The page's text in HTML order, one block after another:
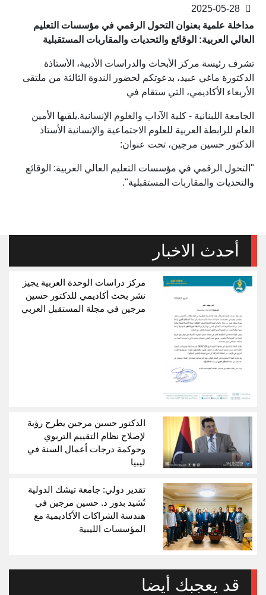
مداخلة علمية بعنوان التحول الرقمي في مؤسسات التعليم
العالي العربية: الوقائع والتحديات والمقاربات المستقبلية
تشرف رئيسة مركز الأبحاث والدراسات الأدبية، الأستاذة
الدكتورة ماغي عبيد، بدعوتكم لحضور الندوة الثالثة من ملتقى
الأربعاء الأكاديمي، التي ستقام في
الجامعة اللبنانية - كلية الآداب والعلوم الإنسانية.يلقيها الأمين
العام للرابطة العربية للعلوم الاجتماعية والإنسانية الأستاذ
الدكتور حسين مرجين، تحت عنوان:
"التحول الرقمي في مؤسسات التعليم العالي العربية: الوقائع
والتحديات والمقاربات المستقبلية".
أحدث الاخبار
مركز دراسات الوحدة العربية يجيز
نشر بحث أكاديمي للدكتور حسين
مرجين في مجلة المستقبل العربي
الدكتور حسين مرجين يطرح رؤية
لإصلاح نظام التقييم التربوي
وحوكمة درجات أعمال السنة في
ليبيا
تقدير دولي: جامعة تيشك الدولية
تُشيد بدور د. حسين مرجين في
هندسة الشراكات الأكاديمية مع
المؤسسات الليبية
قد يعجبك أيضا